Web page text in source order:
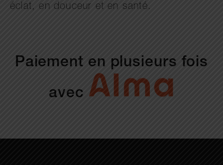
éclat, en douceur et en santé.
Paiement en plusieurs fois
avec